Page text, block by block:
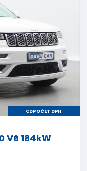
ODPOČET DPH
V6 184kW